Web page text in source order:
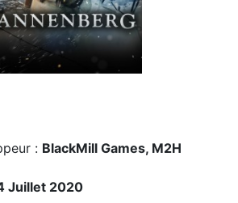
: BlackMill Games, M2H
Juillet 2020